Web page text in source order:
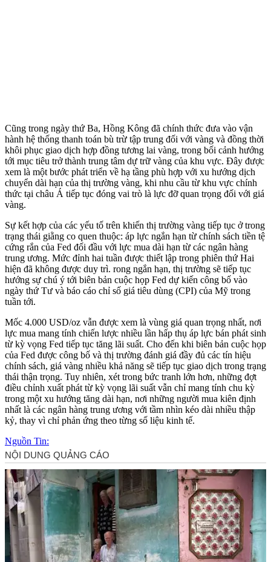
Cũng trong ngày thứ Ba, Hồng Kông đã chính thức đưa vào vận
hành hệ thống thanh toán bù trừ tập trung đối với vàng và đồng thời
khôi phục giao dịch hợp đồng tương lai vàng, trong bối cảnh hướng
tới mục tiêu trở thành trung tâm dự trữ vàng của khu vực. Đây được
xem là một bước phát triển về hạ tầng phù hợp với xu hướng dịch
chuyển dài hạn của thị trường vàng, khi nhu cầu từ khu vực chính
thức tại châu Á tiếp tục đóng vai trò là lực đỡ quan trọng đối với giá
vàng.
Sự kết hợp của các yếu tố trên khiến thị trường vàng tiếp tục ở trong
trạng thái giằng co quen thuộc: áp lực ngắn hạn từ chính sách tiền tệ
cứng rắn của Fed đối đầu với lực mua dài hạn từ các ngân hàng
trung ương. Mức đỉnh hai tuần được thiết lập trong phiên thứ Hai
hiện đã không được duy trì. rong ngắn hạn, thị trường sẽ tiếp tục
hướng sự chú ý tới biên bản cuộc họp Fed dự kiến công bố vào
ngày thứ Tư và báo cáo chỉ số giá tiêu dùng (CPI) của Mỹ trong
tuần tới.
Mốc 4.000 USD/oz vẫn được xem là vùng giá quan trọng nhất, nơi
lực mua mang tính chiến lược nhiều lần hấp thụ áp lực bán phát sinh
từ kỳ vọng Fed tiếp tục tăng lãi suất. Cho đến khi biên bản cuộc họp
của Fed được công bố và thị trường đánh giá đầy đủ các tín hiệu
chính sách, giá vàng nhiều khả năng sẽ tiếp tục giao dịch trong trạng
thái thận trọng. Tuy nhiên, xét trong bức tranh lớn hơn, những đợt
điều chỉnh xuất phát từ kỳ vọng lãi suất vẫn chỉ mang tính chu kỳ
trong một xu hướng tăng dài hạn, nơi những người mua kiên định
nhất là các ngân hàng trung ương với tầm nhìn kéo dài nhiều thập
kỷ, thay vì chỉ phản ứng theo từng số liệu kinh tế.
Nguồn Tin: